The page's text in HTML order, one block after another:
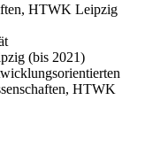
HTWK Leipzig
(bis 2021)
HTWK